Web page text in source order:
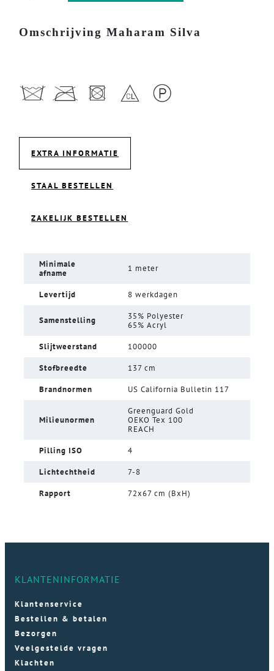
Omschrijving Maharam Silva
EXTRA INFORMATIE
STAAL BESTELLEN
ZAKELIJK BESTELLEN
Minimale
afname
1 meter
Levertijd 8 werkdagen
Samenstelling
35% Polyester
65% Acryl
Slijtweerstand 100000
Stofbreedte 137 cm
Brandnormen US California Bulletin 117
Milieunormen
Greenguard Gold
OEKO Tex 100
REACH
Pilling ISO 4
Lichtechtheid 7-8
Rapport 72x67 cm (BxH)
KLANTENINFORMATIE
Klantenservice
Bestellen & betalen
Bezorgen
Veelgestelde vragen
Klachten